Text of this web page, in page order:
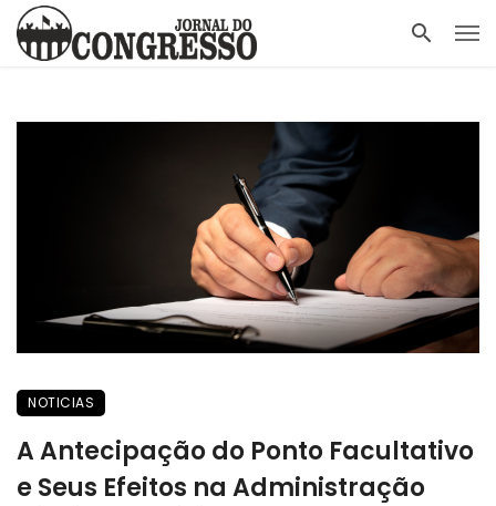
NOTICIAS
A Antecipação do Ponto Facultativo
e Seus Efeitos na Administração